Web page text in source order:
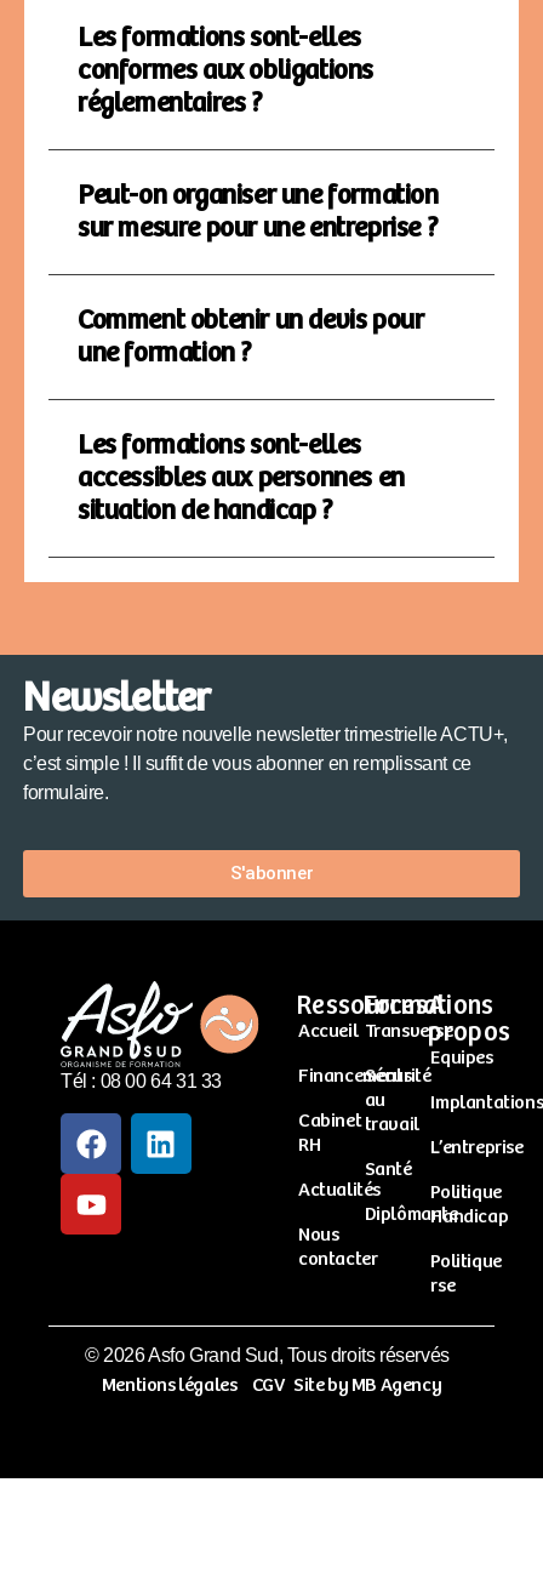
Les formations sont-elles
conformes aux obligations
réglementaires ?
Peut-on organiser une formation
sur mesure pour une entreprise ?
Comment obtenir un devis pour
une formation ?
Les formations sont-elles
accessibles aux personnes en
situation de handicap ?
Newsletter
Pour recevoir notre nouvelle newsletter trimestrielle ACTU+,
c’est simple ! Il suffit de vous abonner en remplissant ce
formulaire.
S'abonner
Tél : 08 00 64 31 33
Ressources
Accueil
Financements
Cabinet
RH
Actualités
Nous
contacter
Formations
Transverse
Sécurité
au
travail
Santé
Diplômante
A
propos
Equipes
Implantations
L’entreprise
Politique
Handicap
Politique
rse
© 2026 Asfo Grand Sud, Tous droits réservés
Mentions légales
CGV Site by MB Agency